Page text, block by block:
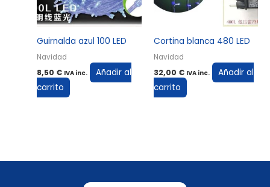
Guirnalda azul 100 LED
Navidad
8,50 € IVA inc.
Añadir al
carrito
Cortina blanca 480 LED
Navidad
32,00 € IVA inc.
Añadir al
carrito